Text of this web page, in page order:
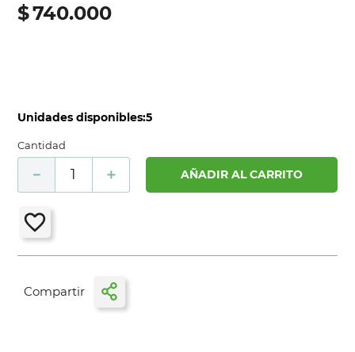
$740.000
Unidades disponibles:5
Cantidad
＋
－ AÑADIR AL CARRITO